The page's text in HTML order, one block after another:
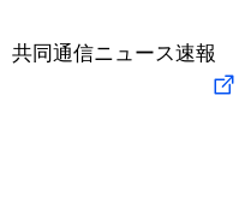
社会
旅と暮らし
暮らし
共同通信ニュース速報